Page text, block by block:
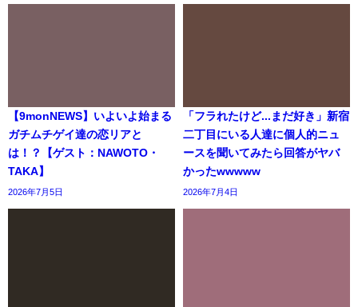
【9monNEWS】いよいよ始まる
ガチムチゲイ達の恋リアと
は！？【ゲスト：NAWOTO・
TAKA】
2026年7月5日
「フラれたけど...まだ好き」新宿
二丁目にいる人達に個人的ニュ
ースを聞いてみたら回答がヤバ
かったwwwww
2026年7月4日